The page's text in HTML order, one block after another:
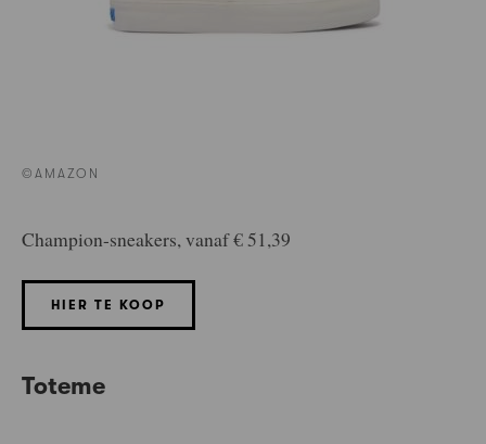
©AMAZON
Champion-sneakers, vanaf € 51,39
HIER TE KOOP
Toteme